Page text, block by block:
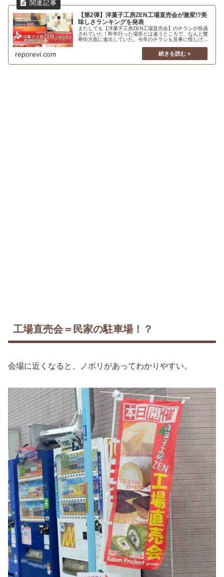
【第2弾】洋菓子工房ZEN工場直売会が激変!?美
味しさランキングを発表
またしても【洋菓子工房ZEN工場直売会】のチラシが投函
されていた！昨年行った場所とは違うところで、なんと繁
華街方面に進出していた。今年のチラシも見事に怪しげ
ながらもう一度行ってみた。もはや商品の味よりも、どん
な人達がどんな場所でどのように販売しているのかの方が
気になる。行ってみると明らかに激変していることがあっ
reporevi.com
工場直売会＝民家の駐車場！？
会場に近くなると、ノボリがあってわかりやすい。